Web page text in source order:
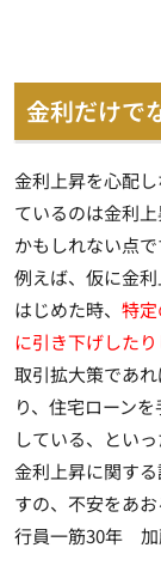
金利だけで
金利上昇を心配
ているのは金利
かもしれない点で
例えば、仮に金
はじめた時、 特
に引き下げした
取引拡大策であ
り、住宅ローン
している、とい
金利上昇に関す
すの、不安をあ
行員一筋30年 加